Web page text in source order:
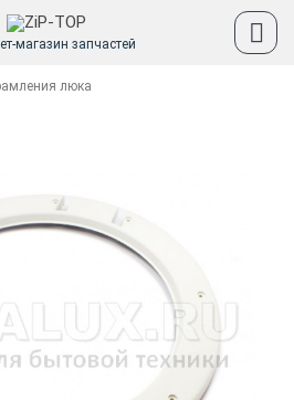
магазин запчастей
люка